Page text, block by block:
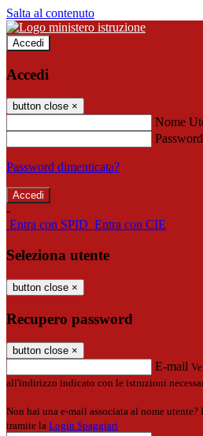
Salta al contenuto
Accedi
Accedi
button close ×
Nome
Password
Password dimenticata?
-
Entra con SPID Entra con CIE
Seleziona utente
button close ×
Recupero password
button close ×
E-mail
all'indirizzo indicato con le istruzioni
Non hai una e-mail associata al nome
tramite la Login Spaggiari